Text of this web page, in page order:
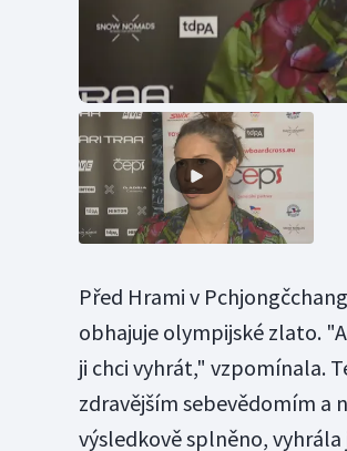
Před Hrami v
obhajuje olympijské zlato.
ji chci vyhrát," vzpomínala.
zdravějším sebevědomím a
výsledkově splněno,